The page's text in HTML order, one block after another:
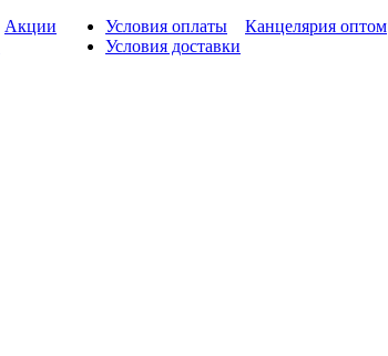
Акции
Условия оплаты
Условия доставки
Канцелярия оптом